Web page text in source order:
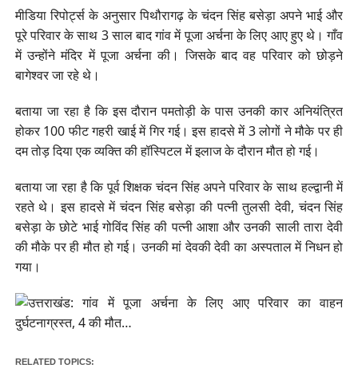
मीडिया रिपोर्ट्स के अनुसार पिथौरागढ़ के चंदन सिंह बसेड़ा अपने भाई और
पूरे परिवार के साथ 3 साल बाद गांव में पूजा अर्चना के लिए आए हुए थे। गाँव
में उन्होंने मंदिर में पूजा अर्चना की। जिसके बाद वह परिवार को छोड़ने
बागेश्वर जा रहे थे।
बताया जा रहा है कि इस दौरान पमतोड़ी के पास उनकी कार अनियंत्रित
होकर 100 फीट गहरी खाई में गिर गई। इस हादसे में 3 लोगों ने मौके पर ही
दम तोड़ दिया एक व्यक्ति की हॉस्पिटल में इलाज के दौरान मौत हो गई।
बताया जा रहा है कि पूर्व शिक्षक चंदन सिंह अपने परिवार के साथ हल्द्वानी में
रहते थे। इस हादसे में चंदन सिंह बसेड़ा की पत्नी तुलसी देवी, चंदन सिंह
बसेड़ा के छोटे भाई गोविंद सिंह की पत्नी आशा और उनकी साली तारा देवी
की मौके पर ही मौत हो गई। उनकी मां देवकी देवी का अस्पताल में निधन हो
गया।
RELATED TOPICS: